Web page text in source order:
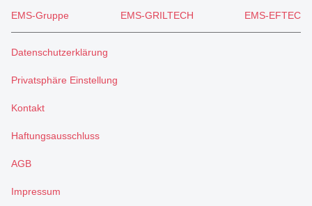
EMS-Gruppe EMS-GRILTECH EMS-EFTEC
Datenschutzerklärung
Privatsphäre Einstellung
Kontakt
Haftungsausschluss
AGB
Impressum